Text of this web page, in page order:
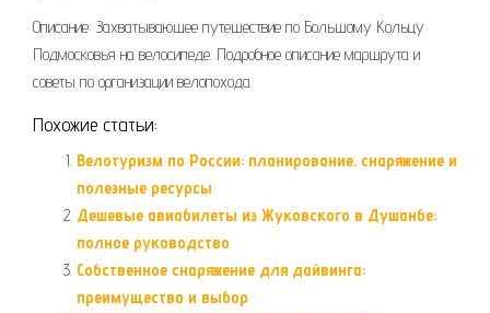
Описание: Захватывающее путешествие по Большому Кольцу
Подмосковья на велосипеде. Подробное описание маршрута и
советы по организации велопохода.
Похожие статьи:
Велотуризм по России: планирование, снаряжение и
полезные ресурсы
Дешевые авиабилеты из Жуковского в Душанбе:
полное руководство
Собственное снаряжение для дайвинга:
преимущества и выбор